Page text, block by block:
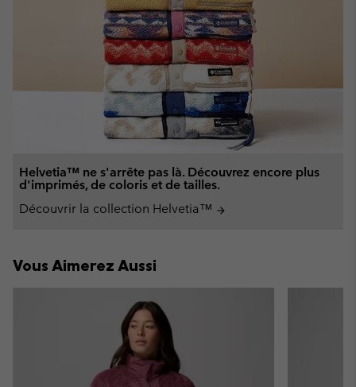
Helvetia™ ne s'arrête pas là. Découvrez encore plus
d'imprimés, de coloris et de tailles.
Découvrir la collection Helvetia™ arrow_forward
Vous Aimerez Aussi